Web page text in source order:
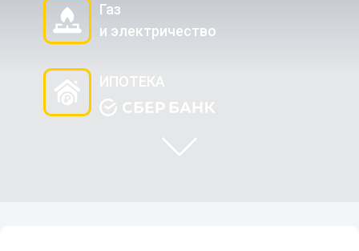
Газ
и электричество
ИПОТЕКА